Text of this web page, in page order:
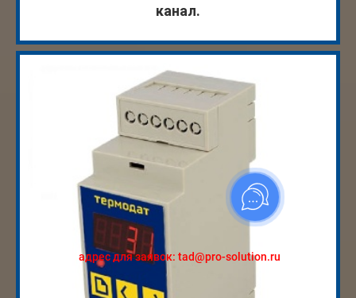
канал.
адрес для заявок: tad@pro-solution.ru